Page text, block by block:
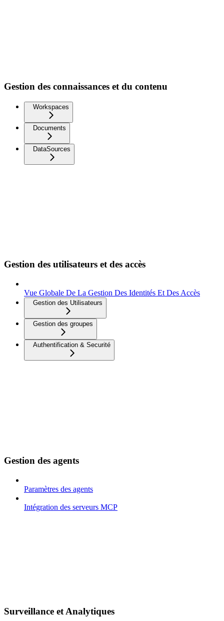
Gestion des connaissances et du contenu
Workspaces
Documents
DataSources
Gestion des utilisateurs et des accès
Vue Globale De La Gestion Des Identités Et Des Accès
Gestion des Utilisateurs
Gestion des groupes
Authentification & Securité
Gestion des agents
Paramètres des agents
Intégration des serveurs MCP
Surveillance et Analytiques